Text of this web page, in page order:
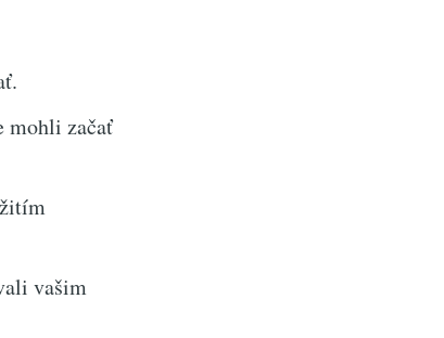
mohli začať
vašim